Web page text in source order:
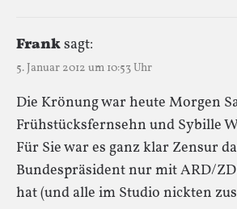
Franksagt:
5. Januar 2012 um 10:53 Uhr
Die Krönung war heute Morgen
Frühstücksfernsehn und Sybille
Für Sie war es ganz klar Zensur
Bundespräsident nur mit ARD/
hat (und alle im Studio nickten